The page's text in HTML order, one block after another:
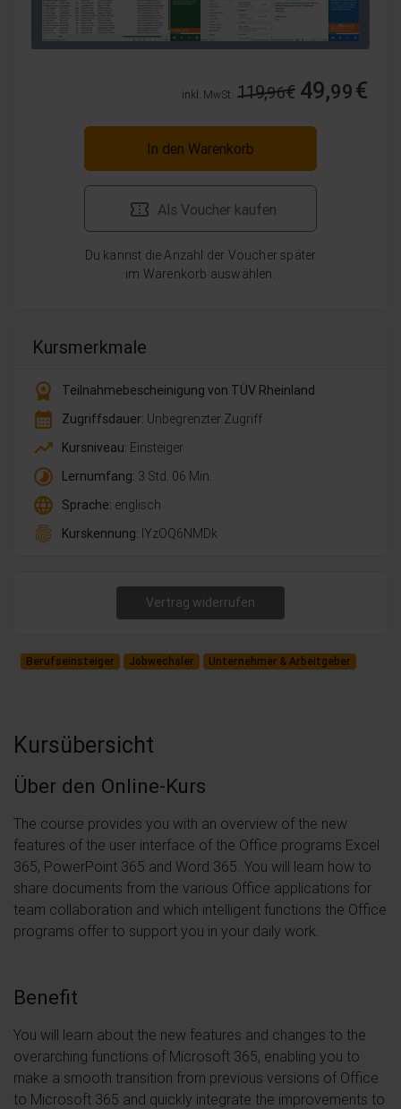
inkl. MwSt. 119,96€ 49,99€
In den Warenkorb
Als Voucher kaufen
Du kannst die Anzahl der Voucher später
im Warenkorb auswählen.
Kursmerkmale
workspace_premium
Teilnahmebescheinigung von TÜV Rheinland
calendar_month Zugriffsdauer: Unbegrenzter Zugriff
trending_up Kursniveau: Einsteiger
timelapse Lernumfang: 3 Std. 06 Min.
language Sprache: englisch
fingerprint Kurskennung: lYzOQ6NMDk
Vertrag widerrufen
Berufseinsteiger Jobwechsler Unternehmer & Arbeitgeber
Kursübersicht
Über den Online-Kurs
The course provides you with an overview of the new
features of the user interface of the Office programs Excel
365, PowerPoint 365 and Word 365. You will learn how to
share documents from the various Office applications for
team collaboration and which intelligent functions the Office
programs offer to support you in your daily work.
Benefit
You will learn about the new features and changes to the
overarching functions of Microsoft 365, enabling you to
make a smooth transition from previous versions of Office
to Microsoft 365 and quickly integrate the improvements to